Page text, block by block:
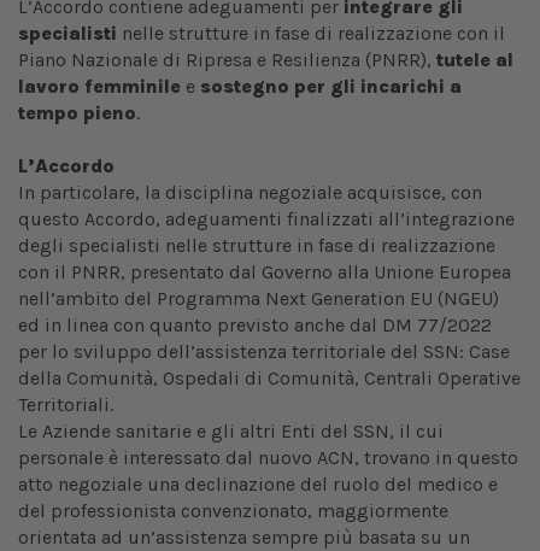
L’Accordo contiene adeguamenti per integrare gli
specialisti nelle strutture in fase di realizzazione con il
Piano Nazionale di Ripresa e Resilienza (PNRR), tutele al
lavoro femminile e sostegno per gli incarichi a
tempo pieno.
L’Accordo
In particolare, la disciplina negoziale acquisisce, con
questo Accordo, adeguamenti finalizzati all’integrazione
degli specialisti nelle strutture in fase di realizzazione
con il PNRR, presentato dal Governo alla Unione Europea
nell’ambito del Programma Next Generation EU (NGEU)
ed in linea con quanto previsto anche dal DM 77/2022
per lo sviluppo dell’assistenza territoriale del SSN: Case
della Comunità, Ospedali di Comunità, Centrali Operative
Territoriali.
Le Aziende sanitarie e gli altri Enti del SSN, il cui
personale è interessato dal nuovo ACN, trovano in questo
atto negoziale una declinazione del ruolo del medico e
del professionista convenzionato, maggiormente
orientata ad un’assistenza sempre più basata su un